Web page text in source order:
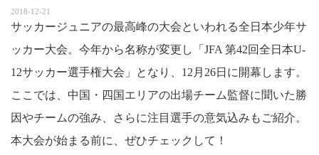
2018-12-21
サッカージュニアの最高峰の大会といわれる全日本少年サ
ッカー大会。今年から名称が変更し「JFA 第42回全日本U-
12サッカー選手権大会」となり、12月26日に開幕します。
ここでは、中国・四国エリアの出場チーム監督に聞いた勝
因やチームの強み、さらに注目選手の意気込みもご紹介。
本大会が始まる前に、ぜひチェックして！